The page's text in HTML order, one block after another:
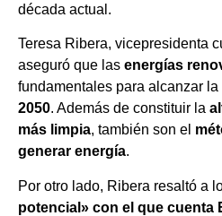
década actual.
Teresa Ribera, vicepresidenta
aseguró que las energías
fundamentales para alcanzar la
2050. Además de constituir la
más limpia, también son el
generar energía.
Por otro lado, Ribera resaltó a
potencial» con el que cuenta